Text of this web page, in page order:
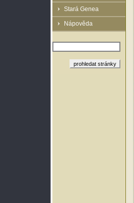
Stará Genea
Nápověda